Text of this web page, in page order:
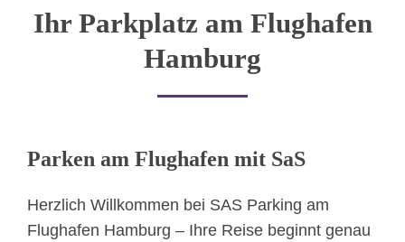
Ihr Parkplatz am Flughafen
Hamburg
Parken am Flughafen mit SaS ​
Herzlich Willkommen bei SAS Parking am
Flughafen Hamburg – Ihre Reise beginnt genau